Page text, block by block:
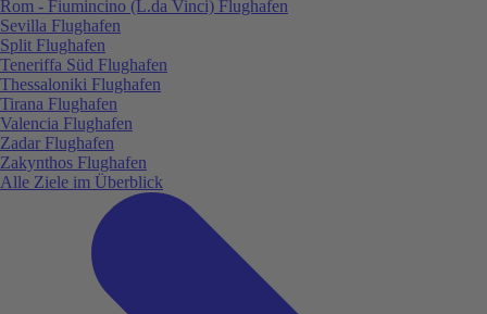
Rom - Fiumincino (L.da Vinci) Flughafen
Sevilla Flughafen
Split Flughafen
Teneriffa Süd Flughafen
Thessaloniki Flughafen
Tirana Flughafen
Valencia Flughafen
Zadar Flughafen
Zakynthos Flughafen
Alle Ziele im Überblick